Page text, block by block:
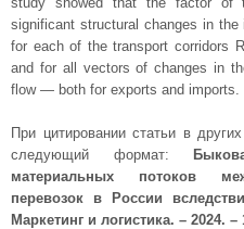
significant structural changes in
for each of the transport
and for all vectors of changes in
flow — both for exports and imports.
При цитировании статьи в
следующий формат:
материальных потоков
перевозок в России
Маркетинг и логистика. – 2024.